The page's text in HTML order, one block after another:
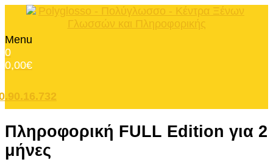
Menu
0
0,00€
Πληροφορική FULL Edition για 2
μήνες